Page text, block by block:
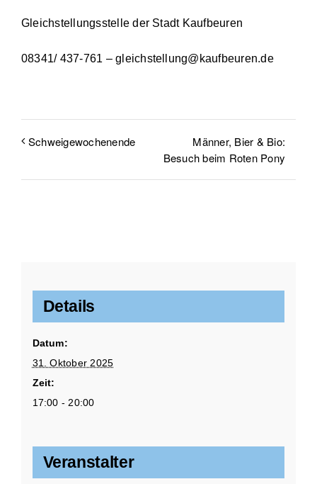
Gleichstellungsstelle der Stadt Kaufbeuren
08341/ 437-761 – gleichstellung@kaufbeuren.de
Schweigewochenende
Männer, Bier & Bio:
Besuch beim Roten Pony
Details
Datum:
31. Oktober 2025
Zeit:
17:00 - 20:00
Veranstalter